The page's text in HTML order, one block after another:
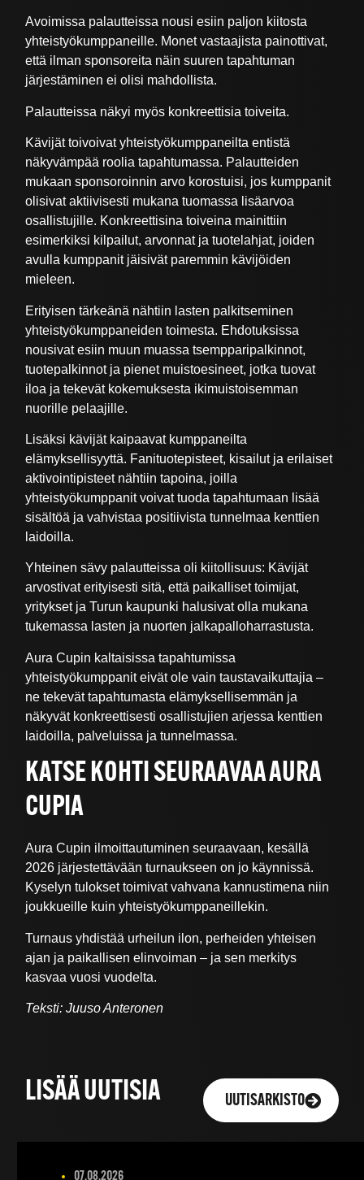
Avoimissa palautteissa nousi esiin paljon kiitosta
yhteistyökumppaneille. Monet vastaajista painottivat,
että ilman sponsoreita näin suuren tapahtuman
järjestäminen ei olisi mahdollista.
Palautteissa näkyi myös konkreettisia toiveita.
Kävijät toivoivat yhteistyökumppaneilta entistä
näkyvämpää roolia tapahtumassa. Palautteiden
mukaan sponsoroinnin arvo korostuisi, jos kumppanit
olisivat aktiivisesti mukana tuomassa lisäarvoa
osallistujille. Konkreettisina toiveina mainittiin
esimerkiksi kilpailut, arvonnat ja tuotelahjat, joiden
avulla kumppanit jäisivät paremmin kävijöiden
mieleen.
Erityisen tärkeänä nähtiin lasten palkitseminen
yhteistyökumppaneiden toimesta. Ehdotuksissa
nousivat esiin muun muassa tsempparipalkinnot,
tuotepalkinnot ja pienet muistoesineet, jotka tuovat
iloa ja tekevät kokemuksesta ikimuistoisemman
nuorille pelaajille.
Lisäksi kävijät kaipaavat kumppaneilta
elämyksellisyyttä. Fanituotepisteet, kisailut ja erilaiset
aktivointipisteet nähtiin tapoina, joilla
yhteistyökumppanit voivat tuoda tapahtumaan lisää
sisältöä ja vahvistaa positiivista tunnelmaa kenttien
laidoilla.
Yhteinen sävy palautteissa oli kiitollisuus: Kävijät
arvostivat erityisesti sitä, että paikalliset toimijat,
yritykset ja Turun kaupunki halusivat olla mukana
tukemassa lasten ja nuorten jalkapalloharrastusta.
Aura Cupin kaltaisissa tapahtumissa
yhteistyökumppanit eivät ole vain taustavaikuttajia –
ne tekevät tapahtumasta elämyksellisemmän ja
näkyvät konkreettisesti osallistujien arjessa kenttien
laidoilla, palveluissa ja tunnelmassa.
KATSE KOHTI SEURAAVAA AURA
CUPIA
Aura Cupin ilmoittautuminen seuraavaan, kesällä
2026 järjestettävään turnaukseen on jo käynnissä.
Kyselyn tulokset toimivat vahvana kannustimena niin
joukkueille kuin yhteistyökumppaneillekin.
Turnaus yhdistää urheilun ilon, perheiden yhteisen
ajan ja paikallisen elinvoiman – ja sen merkitys
kasvaa vuosi vuodelta.
Teksti: Juuso Anteronen
LISÄÄ UUTISIA UUTISARKISTO
07.08.2026